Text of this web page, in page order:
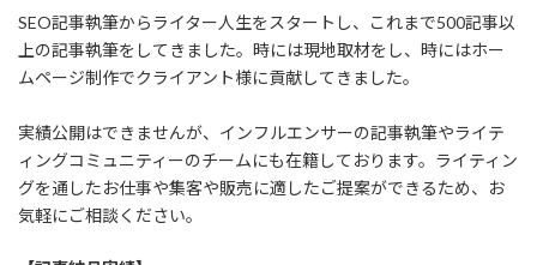
SEO記事執筆からライター人生をスタートし、これまで500記事以
上の記事執筆をしてきました。時には現地取材をし、時にはホー
ムページ制作でクライアント様に貢献してきました。
実績公開はできませんが、インフルエンサーの記事執筆やライテ
ィングコミュニティーのチームにも在籍しております。ライティン
グを通したお仕事や集客や販売に適したご提案ができるため、お
気軽にご相談ください。